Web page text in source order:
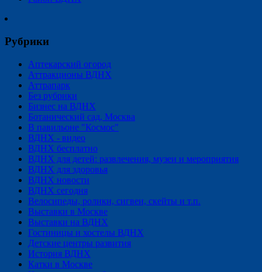
Рубрики
Аптекарский огород
Аттракционы ВДНХ
Аттрапарк
Без рубрики
Бизнес на ВДНХ
Ботанический сад, Москва
В павильоне "Космос"
ВДНХ - видео
ВДНХ бесплатно
ВДНХ для детей: развлечения, музеи и мероприятия
ВДНХ для здоровья
ВДНХ новости
ВДНХ сегодня
Велосипеды, ролики, сигвеи, скейты и т.п.
Выставки в Москве
Выставки на ВДНХ
Гостиницы и хостелы ВДНХ
Детские центры развития
История ВДНХ
Катки в Москве